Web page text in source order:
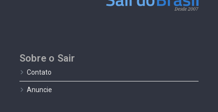
Sobre o Sair
Contato
Anuncie